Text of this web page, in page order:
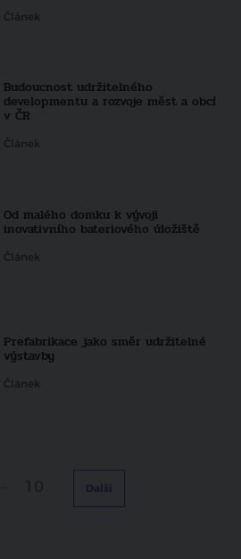
Článek
Budoucnost udržitelného
developmentu a rozvoje měst a obcí
v ČR
Článek
Od malého domku k vývoji
inovativního bateriového úložiště
Článek
Prefabrikace jako směr udržitelné
výstavby
Článek
Další